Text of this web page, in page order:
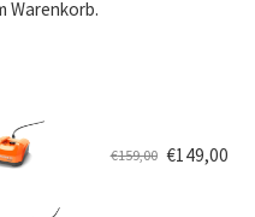
Warenkorb.
€159,00 €149,00